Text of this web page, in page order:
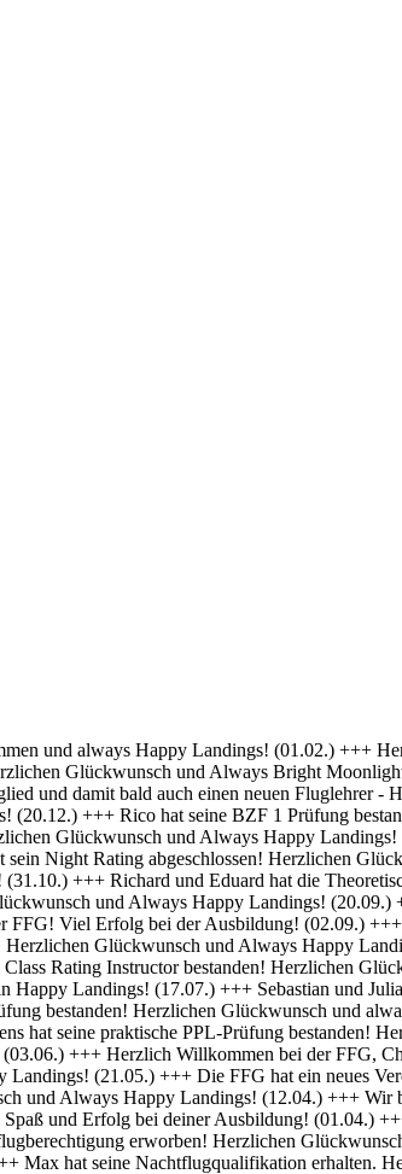
Landings! (01.04.) +++ Herzlich Willkommen bei der FFG, Tim-Oliver! Viel Spaß und Erfolg bei deiner Ausbildung! (01.04.) +++ Felix und Norman haben die Nachtflugberechtigung erworben! Herzlichen Glückwunsch und Always Bright Moonlight! (18.03.) +++ Daniel hat die Nachtflugberechtigung erworben! Herzlichen Glückwunsch und Always Bright Moonlight! (29.02.) +++ Stefan hat seine praktische PPL-Prüfung bestanden! Gratulation und weiterhin Happy Landings! (16.02.) +++ Max hat seine Nachtflugqualifikation erhalten. Herzlichen Glückwünsch und Always happy landings! (28.01.) +++ >>> Bristell D-ENYY eingetroffen <<< Herzlich Willkommen bei der FFG, Eduard! Viel Spaß und Erfolg bei deiner Ausbildung! (15.01.) +++ Die FFG hat zwei neue Mitglieder und Flugschüler. Herzlich willkommen an Viveik und Tim und viel Spaß bei der Ausbildung (01.12.) +++ Clemens hat die Theoretische Prüfung bestanden! Herzlichen Glückwunsch und weiterhin viel Erfolg bei Deiner Ausbildung (16.11.) +++ André hat seinen ersten Alleinflug absolviert! Herzlichen Glückwunsch und weiterhin viel Erfolg bei Deiner Ausbildung (15.09.) +++ Daniel hat seine PPL-Prüfung bestanden! Herzlichen Glückwunsch und weiterhin Happy Landings! (11.09.) +++ Clemens ist seine ersten Solo Platzrunden geflogen. Herzlichen Glückwunsch und weiterhin viel Erfolg bei Deiner Ausbildung (09.09.) +++ Stefan hat seine Instrumentenflugberechtigung erworben! Herzlichen Glückwunsch und Always Happy Landings! (06.09.) +++ Wir gratulieren Marc zum ersten Soloflug! Herzlichen Glückwunsch und weiterhin viel Erfolg bei Deiner Ausbildung (24.08.) +++ Vincent hat seine theoretische Prüfung bestanden! Herzlichen Glückwunsch und weiterhin viel Erfolg bei Deiner Ausbildung (10.08.) +++ Stefan hat seine Theorieprüfung bestanden! Herzlichen Glückwunsch und weiterhin viel Erfolg bei Deiner Ausbildung (27.07.) +++ Julian hat die IR-Prüfung bestanden! Herzlichen Glückwunsch und Always Happy Landings. (25.07.) +++ Oliver hat die Praktische Prüfung bestanden! Herzlichen Glückwunsch und Always Happy Landings. (12.06.) +++ Und eine PPL mehr.... Glückwunsch Luis zur Lizenz. (27.04.) +++ Michel und Clemens haben heute die Theoretische Prüfung bestanden! Glückwunsch euch beiden und viel Erfolg bei der Praxis. (06.04.) +++ Daniel hat seine LAPL-Prüfung bestanden! Herzlichen Glückwunsch und